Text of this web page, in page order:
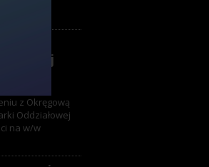
z Okręgową
Oddziałowej
na w/w